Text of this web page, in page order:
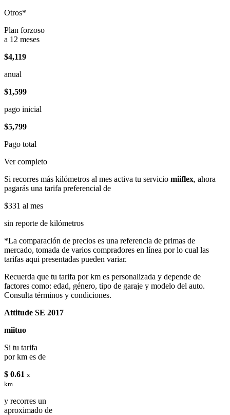
Otros*
Plan forzoso
a 12 meses
$4,119
anual
$1,599
pago inicial
$5,799
Pago total
Ver completo
Si recorres más kilómetros al mes activa tu servicio miiflex, ahora
pagarás una tarifa preferencial de
$331 al mes
sin reporte de kilómetros
*La comparación de precios es una referencia de primas de
mercado, tomada de varios compradores en línea por lo cual las
tarifas aqui presentadas pueden variar.
Recuerda que tu tarifa por km es personalizada y depende de
factores como: edad, género, tipo de garaje y modelo del auto.
Consulta términos y condiciones.
Attitude SE 2017
miituo
Si tu tarifa
por km es de
$ 0.61 x
km
y recorres un
aproximado de